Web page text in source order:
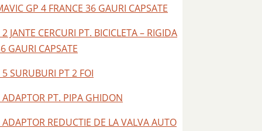
GP 4 FRANCE 36 GAURI CAPSATE
2 JANTE CERCURI PT. BICICLETA – RIGIDA
GAURI CAPSATE
5 SURUBURI PT 2 FOI
ADAPTOR PT. PIPA GHIDON
ADAPTOR REDUCTIE DE LA VALVA AUTO